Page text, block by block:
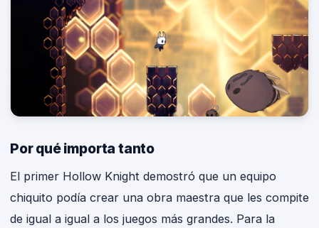
Por qué importa tanto
El primer Hollow Knight demostró que un equipo
chiquito podía crear una obra maestra que les compite
de igual a igual a los juegos más grandes. Para la